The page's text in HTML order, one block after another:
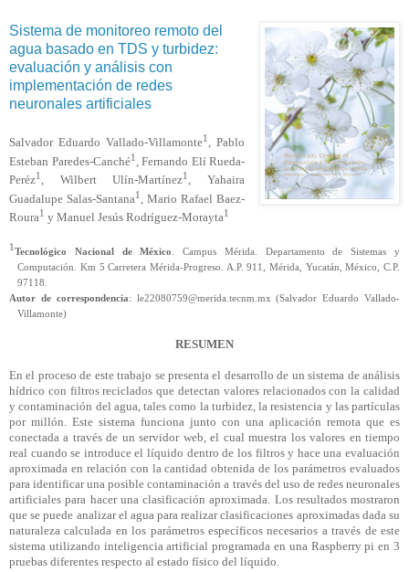
Sistema de monitoreo remoto del
agua basado en TDS y turbidez:
evaluación y análisis con
implementación de redes
neuronales artificiales
Salvador Eduardo Vallado-Villamonte1 , Pablo
Esteban Paredes-Canché1
, Fernando Elí Rueda-
Peréz1 , Wilbert Ulín-Martínez1 , Yahaira
Guadalupe Salas-Santana1
, Mario Rafael Baez-
Roura1 y Manuel Jesús Rodríguez-Morayta1
1 Tecnológico Nacional de México. Campus Mérida. Departamento de Sistemas y
Computación. Km 5 Carretera Mérida-Progreso. A.P. 911, Mérida, Yucatán, México, C.P.
97118.
Autor de correspondencia: le22080759@merida.tecnm.mx (Salvador Eduardo Vallado-
Villamonte)
RESUMEN
En el proceso de este trabajo se presenta el desarrollo de un sistema de análisis
hídrico con filtros reciclados que detectan valores relacionados con la calidad
y contaminación del agua, tales como la turbidez, la resistencia y las partículas
por millón. Este sistema funciona junto con una aplicación remota que es
conectada a través de un servidor web, el cual muestra los valores en tiempo
real cuando se introduce el líquido dentro de los filtros y hace una evaluación
aproximada en relación con la cantidad obtenida de los parámetros evaluados
para identificar una posible contaminación a través del uso de redes neuronales
artificiales para hacer una clasificación aproximada. Los resultados mostraron
que se puede analizar el agua para realizar clasificaciones aproximadas dada su
naturaleza calculada en los parámetros específicos necesarios a través de este
sistema utilizando inteligencia artificial programada en una Raspberry pi en 3
pruebas diferentes respecto al estado físico del líquido.